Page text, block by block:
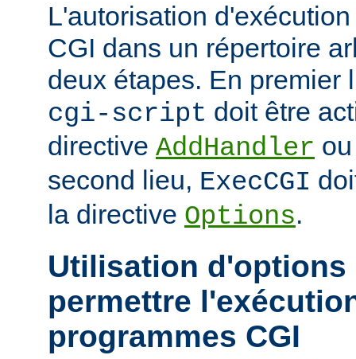
L'autorisation
CGI dans un répertoire
deux étapes. En premier
cgi-script doit être
directive AddHandler
second lieu, ExecCGI
la directive Options.
Utilisation
permettre
programmes CGI